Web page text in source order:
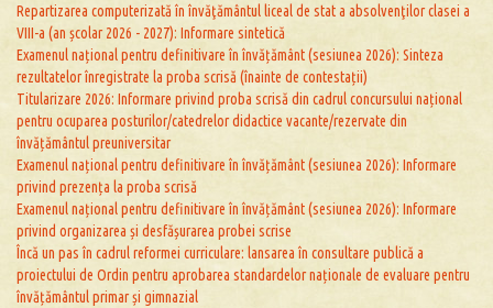
Repartizarea computerizată în învăţământul liceal de stat a absolvenţilor clasei a
VIII-a (an școlar 2026 - 2027): Informare sintetică
Examenul național pentru definitivare în învățământ (sesiunea 2026): Sinteza
rezultatelor înregistrate la proba scrisă (înainte de contestații)
Titularizare 2026: Informare privind proba scrisă din cadrul concursului național
pentru ocuparea posturilor/catedrelor didactice vacante/rezervate din
învățământul preuniversitar
Examenul național pentru definitivare în învățământ (sesiunea 2026): Informare
privind prezența la proba scrisă
Examenul național pentru definitivare în învățământ (sesiunea 2026): Informare
privind organizarea și desfășurarea probei scrise
Încă un pas în cadrul reformei curriculare: lansarea în consultare publică a
proiectului de Ordin pentru aprobarea standardelor naționale de evaluare pentru
învățământul primar și gimnazial